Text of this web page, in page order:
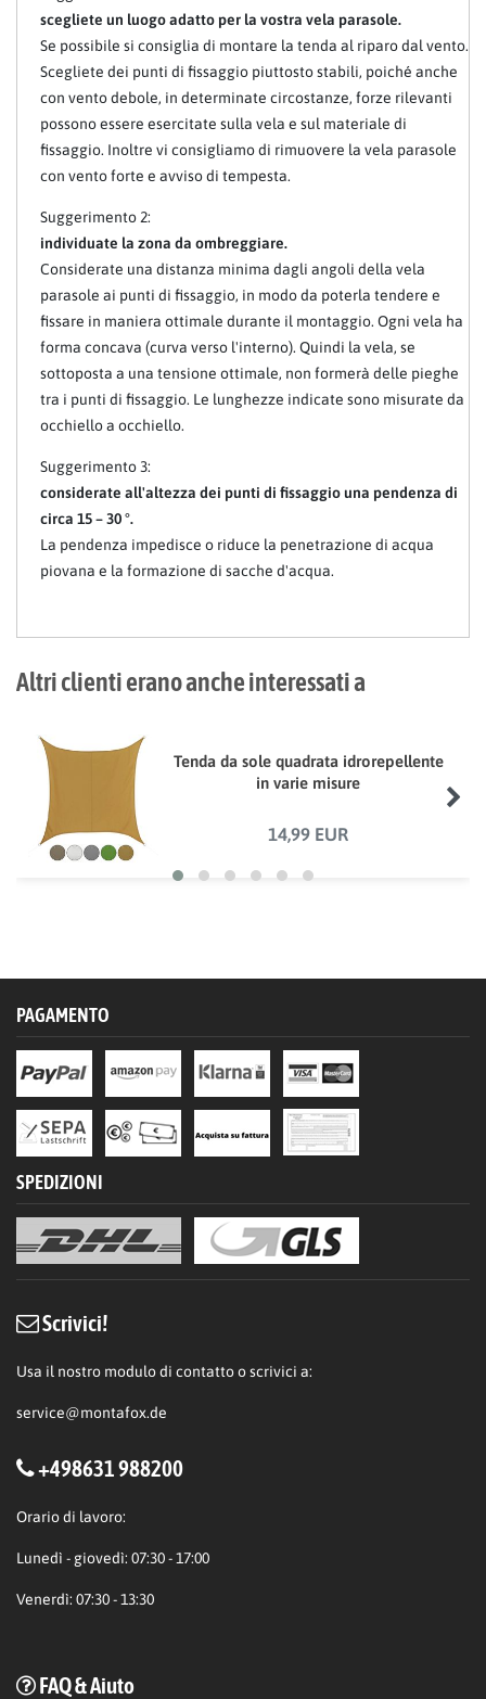
scegliete un luogo adatto per la vostra vela parasole.
Se possibile si consiglia di montare la tenda al riparo dal vento.
Scegliete dei punti di fissaggio piuttosto stabili, poiché anche
con vento debole, in determinate circostanze, forze rilevanti
possono essere esercitate sulla vela e sul materiale di
fissaggio. Inoltre vi consigliamo di rimuovere la vela parasole
con vento forte e avviso di tempesta.
Suggerimento 2:
individuate la zona da ombreggiare.
Considerate una distanza minima dagli angoli della vela
parasole ai punti di fissaggio, in modo da poterla tendere e
fissare in maniera ottimale durante il montaggio. Ogni vela ha
forma concava (curva verso l'interno). Quindi la vela, se
sottoposta a una tensione ottimale, non formerà delle pieghe
tra i punti di fissaggio. Le lunghezze indicate sono misurate da
occhiello a occhiello.
Suggerimento 3:
considerate all'altezza dei punti di fissaggio una pendenza di
circa 15 – 30 °.
La pendenza impedisce o riduce la penetrazione di acqua
piovana e la formazione di sacche d'acqua.
Altri clienti erano anche interessati a
Tenda da sole quadrata idrorepellente
in varie misure
14,99 EUR
PAGAMENTO
SPEDIZIONI
Scrivici!
Usa il nostro modulo di contatto o scrivici a:
service@montafox.de
+498631 988200
Orario di lavoro:
Lunedì - giovedì: 07:30 - 17:00
Venerdì: 07:30 - 13:30
FAQ & Aiuto